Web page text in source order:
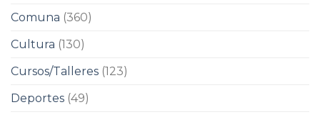
Comuna (360)
Cultura (130)
Cursos/Talleres (123)
Deportes (49)